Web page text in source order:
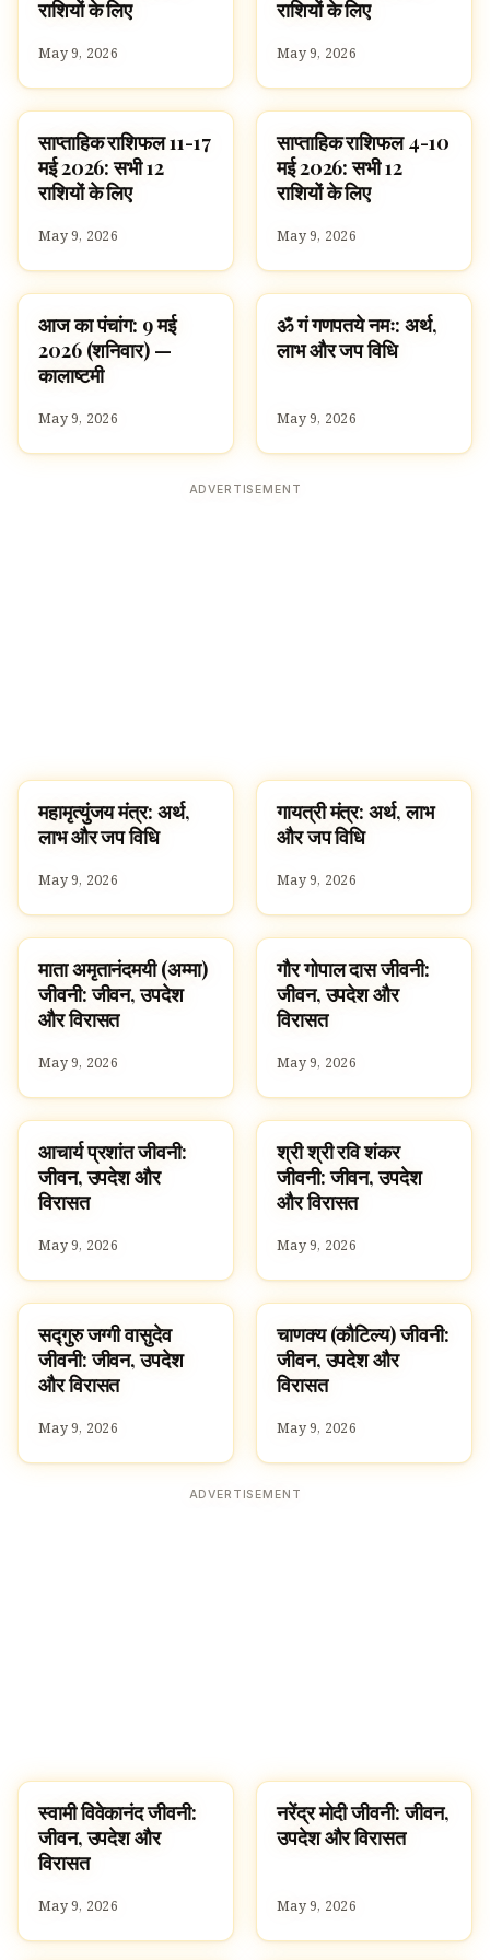
राशियों के लिए
May 9, 2026
राशियों के लिए
May 9, 2026
ज्योतिष
साप्ताहिक राशिफल 11-17
मई 2026: सभी 12
राशियों के लिए
May 9, 2026
ज्योतिष
साप्ताहिक राशिफल 4-10
मई 2026: सभी 12
राशियों के लिए
May 9, 2026
ज्योतिष
आज का पंचांग: 9 मई
2026 (शनिवार) —
कालाष्टमी
May 9, 2026
पूजा, श्लोक और मंत्र
ॐ गं गणपतये नमः: अर्थ,
लाभ और जप विधि
May 9, 2026
ADVERTISEMENT
पूजा, श्लोक और मंत्र
महामृत्युंजय मंत्र: अर्थ,
लाभ और जप विधि
May 9, 2026
पूजा, श्लोक और मंत्र
गायत्री मंत्र: अर्थ, लाभ
और जप विधि
May 9, 2026
FAMOUS HINDUS
माता अमृतानंदमयी (अम्मा)
जीवनी: जीवन, उपदेश
और विरासत
May 9, 2026
FAMOUS HINDUS
गौर गोपाल दास जीवनी:
जीवन, उपदेश और
विरासत
May 9, 2026
FAMOUS HINDUS
आचार्य प्रशांत जीवनी:
जीवन, उपदेश और
विरासत
May 9, 2026
FAMOUS HINDUS
श्री श्री रवि शंकर
जीवनी: जीवन, उपदेश
और विरासत
May 9, 2026
FAMOUS HINDUS
सद्गुरु जग्गी वासुदेव
जीवनी: जीवन, उपदेश
और विरासत
May 9, 2026
FAMOUS HINDUS
चाणक्य (कौटिल्य) जीवनी:
जीवन, उपदेश और
विरासत
May 9, 2026
ADVERTISEMENT
FAMOUS HINDUS
स्वामी विवेकानंद जीवनी:
जीवन, उपदेश और
विरासत
May 9, 2026
FAMOUS HINDUS
नरेंद्र मोदी जीवनी: जीवन,
उपदेश और विरासत
May 9, 2026